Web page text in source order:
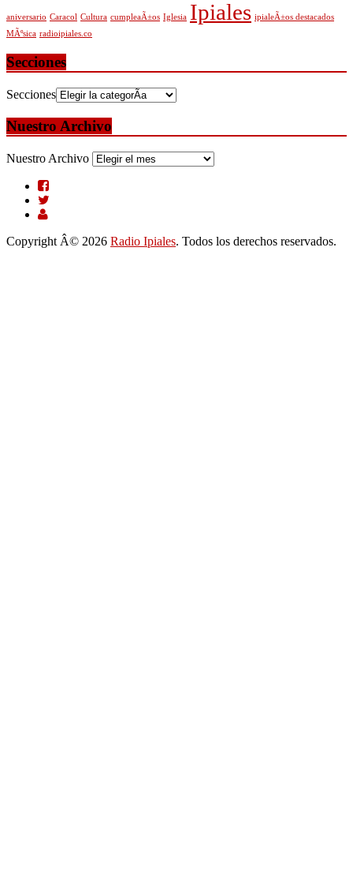
aniversario Caracol Cultura cumpleaÃ±os Iglesia Ipiales ipialeÃ±os destacados
MÃºsica radioipiales.co
Secciones
Secciones
Nuestro Archivo
Nuestro Archivo
Copyright Â© 2026 Radio Ipiales. Todos los derechos reservados.